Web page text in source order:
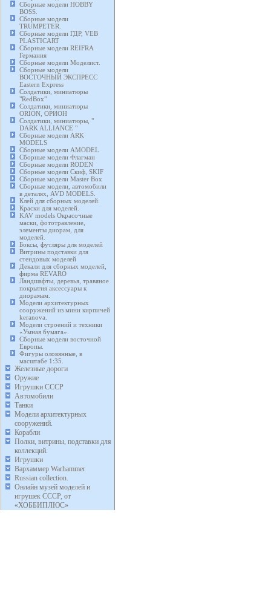
Сборные модели HOBBY
BOSS.
Сборные модели
TRUMPETER.
Сборные модели ГДР, VEB
PLASTICART
Сборные модели REIFRA
Германия
Сборные модели Моделист.
Сборные модели
ВОСТОЧНЫЙ ЭКСПРЕСС
Eastern Express
Солдатики, миниатюры
"RedBox"
Солдатики, миниатюры
ORION, ОРИОН
Солдатики, миниатюры, "
DARK ALLIANCE "
Сборные модели ARK
MODELS
Сборные модели AMODEL
Сборные модели Флагман
Сборные модели RODEN
Сборные модели Скиф, SKIF
Сборные модели Master Box
Сборные модели, автомобили
в деталях, AVD MODELS.
Клей для сборных моделей.
Краски для моделей.
KAV models Окрасочные
маски, фототравление,
элементы диорам, для
моделей.
Боксы, футляры для моделей
Витрины подставки для
стендовых моделей
Декали для сборных моделей,
фирма REVARO
Ландшафты, деревья, травяное
покрытия аксессуары к
диорамам.
Модели архитектурных
сооружений из мини кирпичей
keranova.
Модели строений и техники
«Умная бумага».
Сборные модели восточной
Европы.
Фигуры оловянные, в
масштабе 1:35.
Железные дороги
Оружие
Игрушки СССР
Автомобили
Танки
Модели архитектурных
сооружений.
Корабли
Полки, витрины, подставки для
коллекций.
Игрушки
Вархаммер Warhammer
Russian collection.
Онлайн музей моделей и
игрушек СССР, от
«ХОББИПЛЮС»